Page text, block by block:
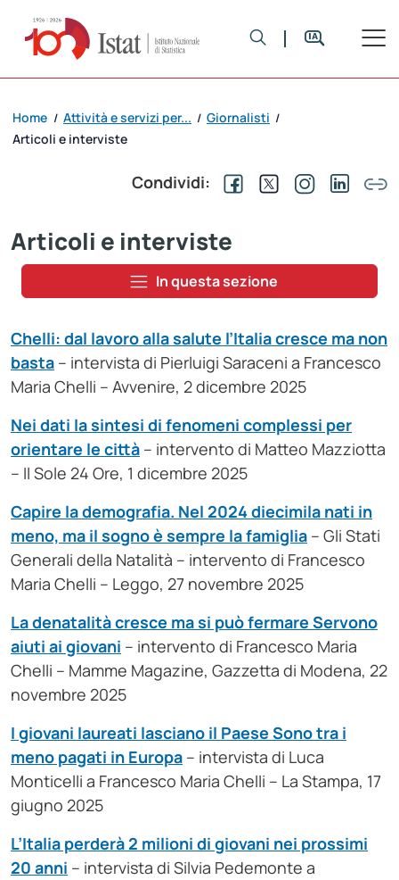
Home / Attività e servizi per... / Giornalisti /
Articoli e interviste
Condividi:
Articoli e interviste
In questa sezione
Chelli: dal lavoro alla salute l’Italia cresce ma non
basta – intervista di Pierluigi Saraceni a Francesco
Maria Chelli – Avvenire, 2 dicembre 2025
Nei dati la sintesi di fenomeni complessi per
orientare le città – intervento di Matteo Mazziotta
– Il Sole 24 Ore, 1 dicembre 2025
Capire la demografia. Nel 2024 diecimila nati in
meno, ma il sogno è sempre la famiglia – Gli Stati
Generali della Natalità – intervento di Francesco
Maria Chelli – Leggo, 27 novembre 2025
La denatalità cresce ma si può fermare Servono
aiuti ai giovani – intervento di Francesco Maria
Chelli – Mamme Magazine, Gazzetta di Modena, 22
novembre 2025
I giovani laureati lasciano il Paese Sono tra i
meno pagati in Europa – intervista di Luca
Monticelli a Francesco Maria Chelli – La Stampa, 17
giugno 2025
L’Italia perderà 2 milioni di giovani nei prossimi
20 anni – intervista di Silvia Pedemonte a